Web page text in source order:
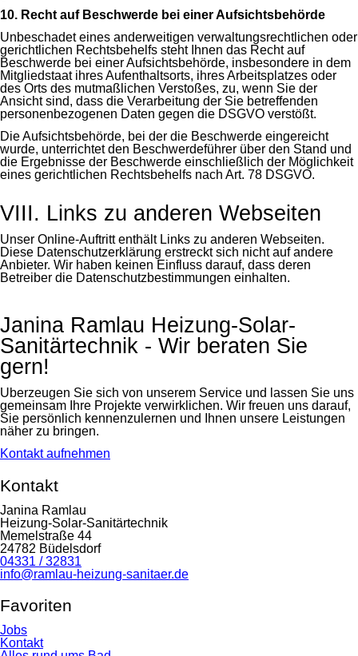
10. Recht auf Beschwerde bei einer Aufsichtsbehörde
Unbeschadet eines anderweitigen verwaltungsrechtlichen oder
gerichtlichen Rechtsbehelfs steht Ihnen das Recht auf
Beschwerde bei einer Aufsichtsbehörde, insbesondere in dem
Mitgliedstaat ihres Aufenthaltsorts, ihres Arbeitsplatzes oder
des Orts des mutmaßlichen Verstoßes, zu, wenn Sie der
Ansicht sind, dass die Verarbeitung der Sie betreffenden
personenbezogenen Daten gegen die DSGVO verstößt.
Die Aufsichtsbehörde, bei der die Beschwerde eingereicht
wurde, unterrichtet den Beschwerdeführer über den Stand und
die Ergebnisse der Beschwerde einschließlich der Möglichkeit
eines gerichtlichen Rechtsbehelfs nach Art. 78 DSGVO.
VIII. Links zu anderen Webseiten
Unser Online-Auftritt enthält Links zu anderen Webseiten.
Diese Datenschutzerklärung erstreckt sich nicht auf andere
Anbieter. Wir haben keinen Einfluss darauf, dass deren
Betreiber die Datenschutzbestimmungen einhalten.
Janina Ramlau Heizung-Solar-
Sanitärtechnik - Wir beraten Sie
gern!
Überzeugen Sie sich von unserem Service und lassen Sie uns
gemeinsam Ihre Projekte verwirklichen. Wir freuen uns darauf,
Sie persönlich kennenzulernen und Ihnen unsere Leistungen
näher zu bringen.
Kontakt aufnehmen
Kontakt
Janina Ramlau
Heizung-Solar-Sanitärtechnik
Memelstraße 44
24782 Büdelsdorf
04331 / 32831
info@ramlau-heizung-sanitaer.de
Favoriten
Navigation
überspringen
Jobs
Kontakt